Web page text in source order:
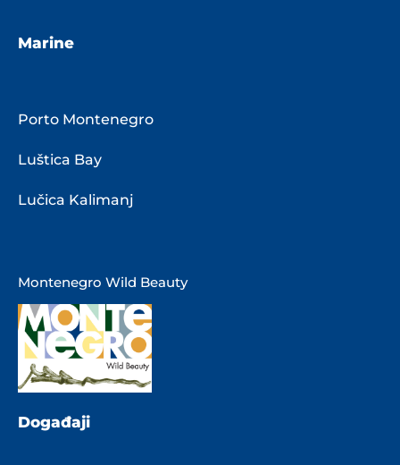
Marine
Porto Montenegro
Luštica Bay
Lučica Kalimanj
Montenegro Wild Beauty
Događaji